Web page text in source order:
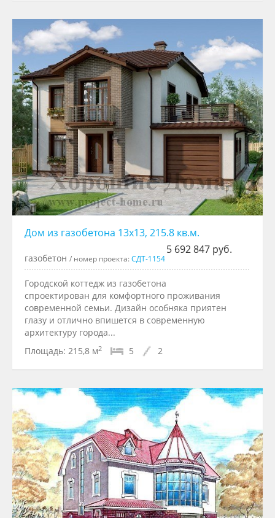
Дом из газобетона 13x13, 215.8 кв.м.
5 692 847 руб.
газобетон / номер проекта:СДТ-1154
Городской коттедж из газобетона
спроектирован для комфортного проживания
современной семьи. Дизайн особняка приятен
глазу и отлично впишется в современную
архитектуру города...
Площадь: 215,8 м2 5 2